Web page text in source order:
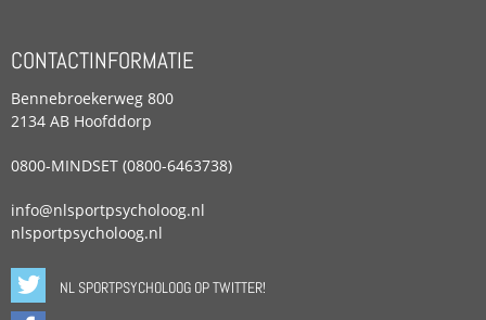
CONTACTINFORMATIE
Bennebroekerweg 800
2134 AB Hoofddorp
0800-MINDSET (0800-6463738)
info@nlsportpsycholoog.nl
nlsportpsycholoog.nl
NL SPORTPSYCHOLOOG OP TWITTER!